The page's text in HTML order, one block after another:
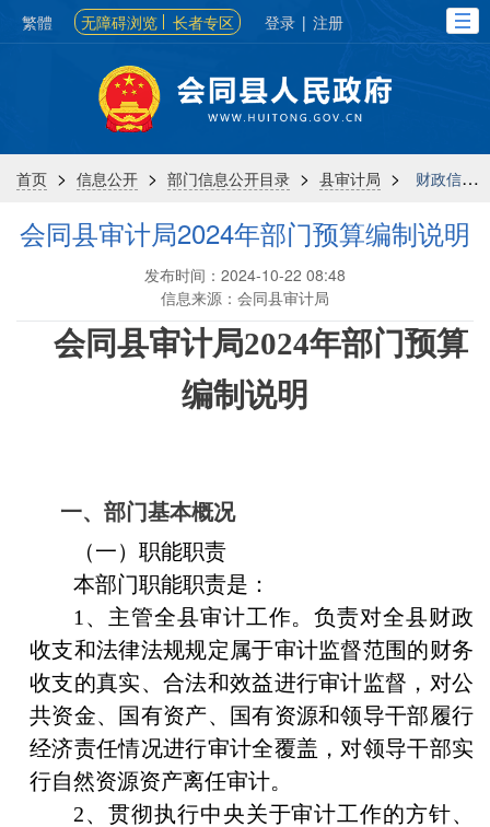
繁體 无障碍浏览 长者专区 登录 | 注册
首页 > 信息公开 > 部门信息公开目录 > 县审计局 > 财政信息
会同县审计局2024年部门预算编制说明
发布时间：2024-10-22 08:48
信息来源：会同县审计局
会同县审计局2024年部门预算
编制说明
一、部门基本概况
（一）职能职责
本部门职能职责是：
1、主管全县审计工作。负责对全县财政
收支和法律法规规定属于审计监督范围的财务
收支的真实、合法和效益进行审计监督，对公
共资金、国有资产、国有资源和领导干部履行
经济责任情况进行审计全覆盖，对领导干部实
行自然资源资产离任审计。
2、贯彻执行中央关于审计工作的方针、